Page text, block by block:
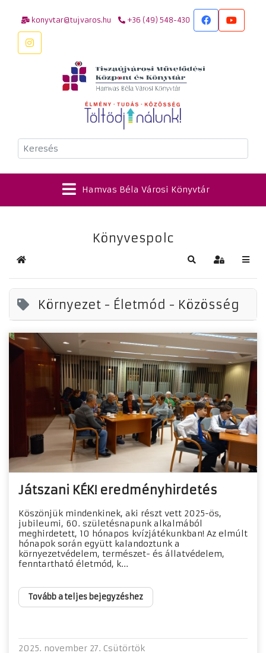
konyvtar@tujvaros.hu +36 (49) 548-430
Keresés
Hamvas Béla Városi Könyvtár
Könyvespolc
Kezdőlap Keresés
Környezet - Életmód - Közösség
Játszani KÉK! eredményhirdetés
Köszönjük mindenkinek, aki részt vett 2025-ös,
jubileumi, 60. születésnapunk alkalmából
meghirdetett, 10 hónapos kvízjátékunkban! Az elmúlt
hónapok során együtt kalandoztunk a
környezetvédelem, természet- és állatvédelem,
fenntartható életmód, k...
Tovább a teljes bejegyzéshez
2025. november 27. Csütörtök